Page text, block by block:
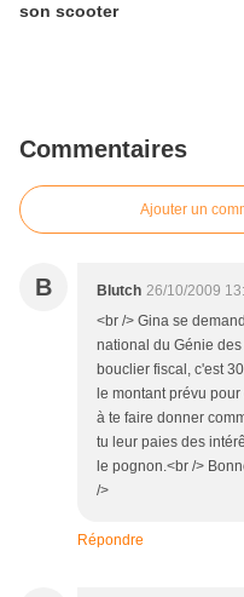
son scooter
Commentaires
Ajouter un
B Blutch 26/10/2009
<br /> Gina se
national du Génie
bouclier fiscal, c'est
le montant prévu
à te faire donner
tu leur paies des
le pognon.<br />
/>
Répondre